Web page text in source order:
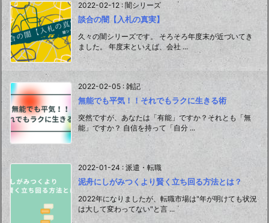
2022-02-12 : 闇シリーズ
談合の闇【入札の真実】
久々の闇シリーズです。 そろそろ年度末が近づいてき
ました。 年度末といえば、会社 ...
2022-02-05 : 雑記
無能でも平気！！それでもラクに生きる術
突然ですが、あなたは「有能」ですか？それとも「無
能」ですか？ 自信を持って「自分 ...
2022-01-24 : 派遣・転職
泥舟にしがみつくより賢く立ち回る方法とは？
2022年になりましたが、転職市場は"年が明けても状況
は大して変わってない"と言 ...